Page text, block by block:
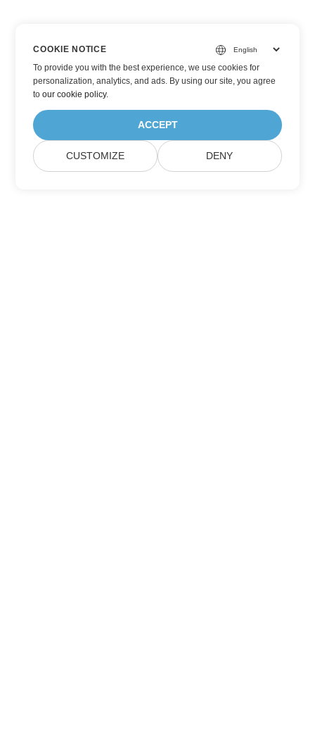
COOKIE NOTICE
To provide you with the best experience, we use cookies for
personalization, analytics, and ads. By using our site, you agree
toour cookie policy.
ACCEPT
CUSTOMIZE DENY